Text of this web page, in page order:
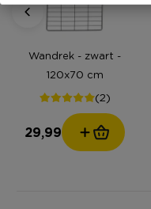
Wandrek - zwart -
120x70 cm
(2)
29,99